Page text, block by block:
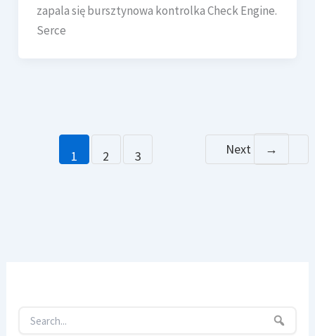
zapala się bursztynowa kontrolka Check Engine.
Serce
1 2 3 Next →